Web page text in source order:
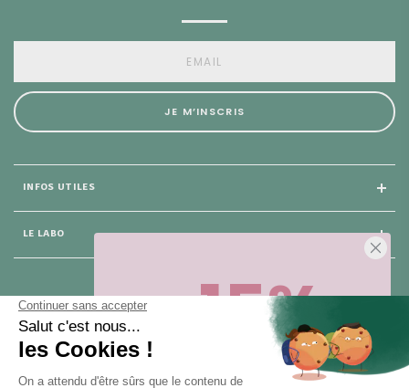
75 008 Paris
INFOS UTILES
LE LABO
JE M’INSCRIS
-15%